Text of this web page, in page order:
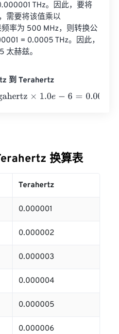
THz。因此，要将
需要将该值乘以
率为 500 MHz，则转换公
= 0.0005 THz。因此，
赫兹。
到 Terahertz
×1.0e- 6= 0.00001 Terahertz
换算表
Terahertz
0.000001
0.000002
0.000003
0.000004
0.000005
0.000006